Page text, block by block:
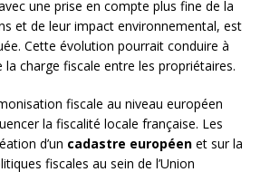
une prise en compte plus fine de la
et de leur impact environnemental, est
Cette évolution pourrait conduire à
charge fiscale entre les propriétaires.
fiscale au niveau européen
la fiscalité locale française. Les
d’un cadastre européen et sur la
fiscales au sein de l’Union